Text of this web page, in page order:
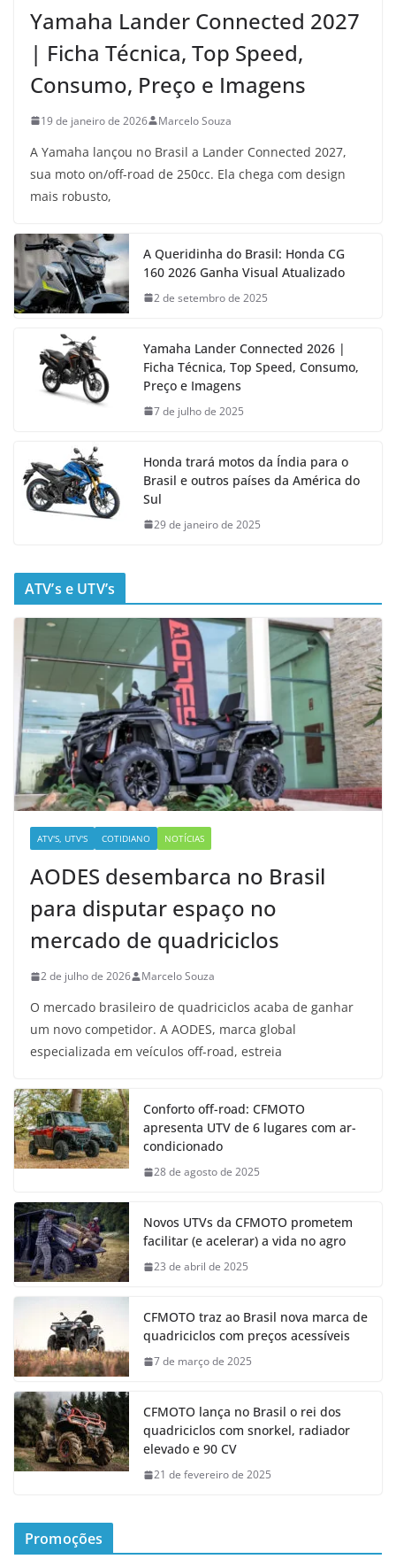
Yamaha Lander Connected 2027
| Ficha Técnica, Top Speed,
Consumo, Preço e Imagens
19 de janeiro de 2026 Marcelo Souza
A Yamaha lançou no Brasil a Lander Connected 2027,
sua moto on/off-road de 250cc. Ela chega com design
mais robusto,
A Queridinha do Brasil: Honda CG
160 2026 Ganha Visual Atualizado
2 de setembro de 2025
Yamaha Lander Connected 2026 |
Ficha Técnica, Top Speed, Consumo,
Preço e Imagens
7 de julho de 2025
Honda trará motos da Índia para o
Brasil e outros países da América do
Sul
29 de janeiro de 2025
ATV’s e UTV’s
ATV'S, UTV'S COTIDIANO NOTÍCIAS
AODES desembarca no Brasil
para disputar espaço no
mercado de quadriciclos
2 de julho de 2026 Marcelo Souza
O mercado brasileiro de quadriciclos acaba de ganhar
um novo competidor. A AODES, marca global
especializada em veículos off-road, estreia
Conforto off-road: CFMOTO
apresenta UTV de 6 lugares com ar-
condicionado
28 de agosto de 2025
Novos UTVs da CFMOTO prometem
facilitar (e acelerar) a vida no agro
23 de abril de 2025
CFMOTO traz ao Brasil nova marca de
quadriciclos com preços acessíveis
7 de março de 2025
CFMOTO lança no Brasil o rei dos
quadriciclos com snorkel, radiador
elevado e 90 CV
21 de fevereiro de 2025
Promoções